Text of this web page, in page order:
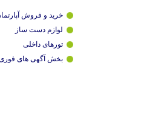
خرید و فروش
لوازم دست ساز
تورهای داخلی
بخش آگهی های